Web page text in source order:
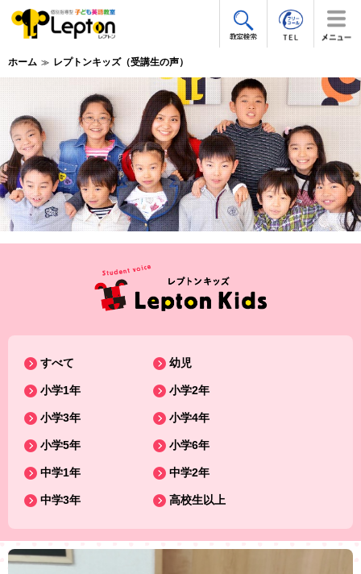
ホーム レプトンキッズ（受講生の声）
すべて 幼児
小学1年 小学2年
小学3年 小学4年
小学5年 小学6年
中学1年 中学2年
中学3年 高校生以上